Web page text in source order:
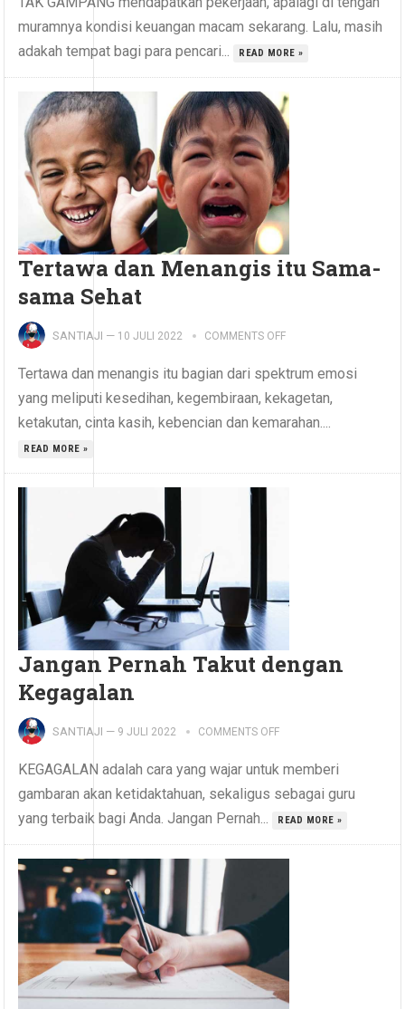
muramnya kondisi keuangan macam sekarang. Lalu, masih
adakah tempat bagi para pencari...
READ MORE »
Tertawa dan Menangis itu Sama-
sama Sehat
SANTIAJI — 10 JULI 2022 COMMENTS OFF
Tertawa dan menangis itu bagian dari spektrum emosi
yang meliputi kesedihan, kegembiraan, kekagetan,
ketakutan, cinta kasih, kebencian dan kemarahan....
READ MORE »
Jangan Pernah Takut dengan
Kegagalan
SANTIAJI — 9 JULI 2022 COMMENTS OFF
KEGAGALAN adalah cara yang wajar untuk memberi
gambaran akan ketidaktahuan, sekaligus sebagai guru
yang terbaik bagi Anda. Jangan Pernah...
READ MORE »